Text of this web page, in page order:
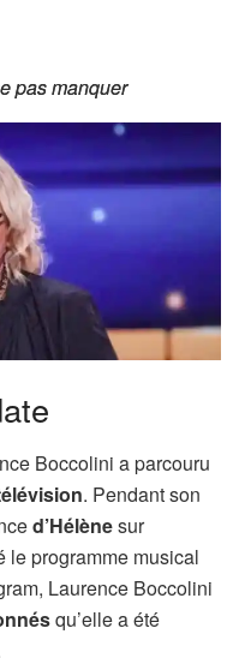
pas manquer
pas manquer
Boccolini a parcouru
. Pendant son
d’Hélènesur
le programme musical
Laurence Boccolini
qu’elle a été